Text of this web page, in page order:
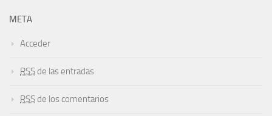
META
Acceder
RSS de las entradas
RSS de los comentarios